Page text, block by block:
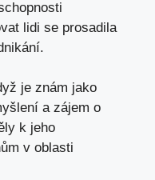
lidi se prosadila
je​ znám jako
a⁤ zájem o
k ⁢jeho⁢
v oblasti